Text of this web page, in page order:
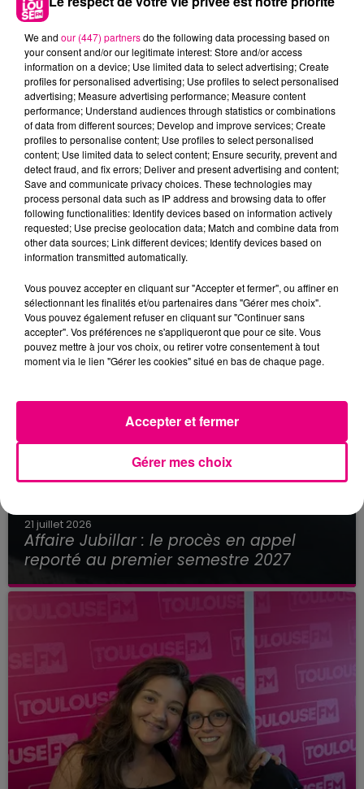
22 juillet 2026
Toulouse : circulation perturbée dans le
secteur François Verdier...
21 juillet 2026
Affaire Jubillar : le procès en appel
reporté au premier semestre 2027
We and our (447) partnersdo the following data processing based on
your consent and/or our legitimate interest: Store and/or access
information on a device; Use limited data to select advertising; Create
profiles for personalised advertising; Use profiles to select personalised
advertising; Measure advertising performance; Measure content
performance; Understand audiences through statistics or combinations
of data from different sources; Develop and improve services; Create
profiles to personalise content; Use profiles to select personalised
content; Use limited data to select content; Ensure security, prevent and
detect fraud, and fix errors; Deliver and present advertising and content;
Save and communicate privacy choices. These technologies may
process personal data such as IP address and browsing data to offer
following functionalities: Identify devices based on information actively
requested; Use precise geolocation data; Match and combine data from
other data sources; Link different devices; Identify devices based on
information transmitted automatically.
Vous pouvez accepter en cliquant sur "Accepter et fermer", ou affiner en
sélectionnant les finalités et/ou partenaires dans "Gérer mes choix".
Vous pouvez également refuser en cliquant sur "Continuer sans
accepter". Vos préférences ne s'appliqueront que pour ce site. Vous
pouvez mettre à jour vos choix, ou retirer votre consentement à tout
moment via le lien "Gérer les cookies" situé en bas de chaque page.
Gérer mes choix
Accepter et fermer